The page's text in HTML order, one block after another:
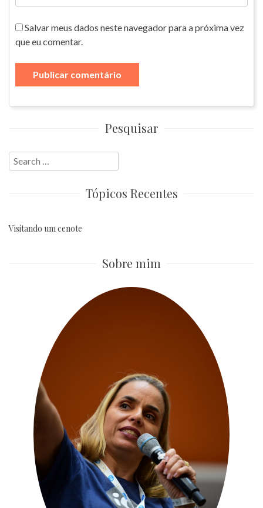
Salvar meus dados neste navegador para a próxima vez
que eu comentar.
Pesquisar
Search
for:
Tópicos Recentes
Visitando um cenote
Sobre mim